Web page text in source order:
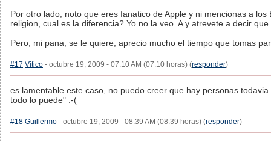
Por otro lado, noto que eres fanatico de Apple y ni mencionas a
religion, cual es la diferencia? Yo no la veo. A y atrevete a decir
Pero, mi pana, se le quiere, aprecio mucho el tiempo que tomas
#17 Vitico - octubre 19, 2009 - 07:10 AM (07:10 horas) (responder)
es lamentable este caso, no puedo creer que hay personas
todo lo puede" :-(
#18 Guillermo - octubre 19, 2009 - 08:39 AM (08:39 horas) (responder)